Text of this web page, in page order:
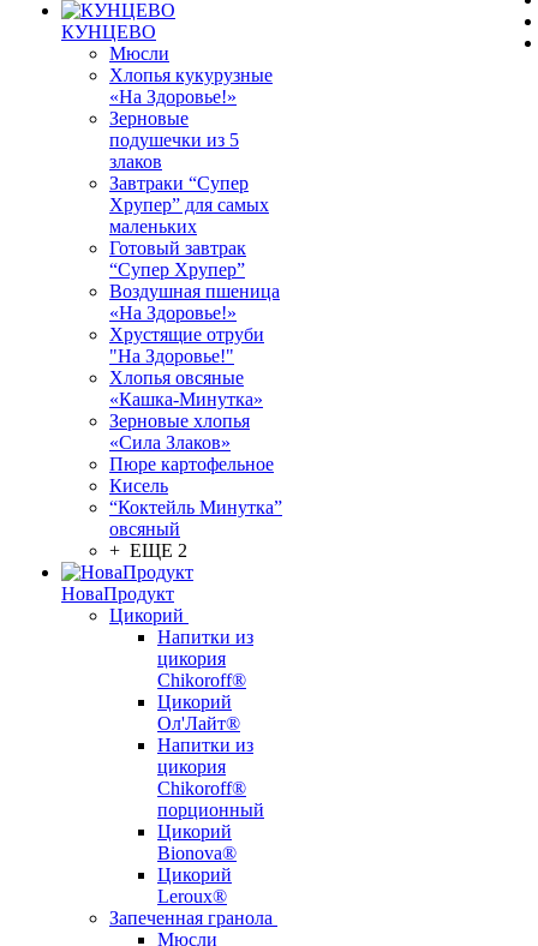
КУНЦЕВО
Мюсли
Хлопья кукурузные
«На Здоровье!»
Зерновые
подушечки из 5
злаков
Завтраки “Супер
Хрупер” для самых
маленьких
Готовый завтрак
“Супер Хрупер”
Воздушная пшеница
«На Здоровье!»
Хрустящие отруби
"На Здоровье!"
Хлопья овсяные
«Кашка-Минутка»
Зерновые хлопья
«Сила Злаков»
Пюре картофельное
Кисель
“Коктейль Минутка”
овсяный
+ ЕЩЕ 2
НоваПродукт
Цикорий
Напитки из
цикория
Chikoroff®
Цикорий
Ол'Лайт®
Напитки из
цикория
Chikoroff®
порционный
Цикорий
Bionova®
Цикорий
Leroux®
Запеченная гранола
Мюсли